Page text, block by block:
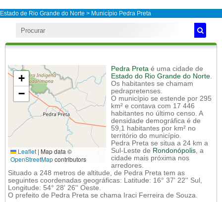
Estado de Rio Grande do Norte > Município Pedra Preta
+
−
Leaflet | Map data ©
OpenStreetMapcontributors
Pedra Preta é uma cidade de
Estado do Rio Grande do Norte.
Os habitantes se chamam
pedrapretenses.
O município se estende por 295
km² e contava com 17 446
habitantes no último censo. A
densidade demográfica é de
59,1 habitantes por km² no
território do município.
Pedra Preta se situa a 24 km a
Sul-Leste de Rondonópolis, a
cidade mais próxima nos
arredores.
Situado a 248 metros de altitude, de Pedra Preta tem as
seguintes coordenadas geográficas: Latitude: 16° 37' 22'' Sul,
Longitude: 54° 28' 26'' Oeste.
O prefeito de Pedra Preta se chama Iraci Ferreira de Souza.